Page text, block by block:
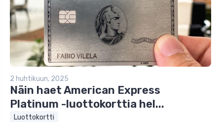
2 huhtikuun, 2025
Näin haet American Express
Platinum -luottokorttia hel...
Luottokortti